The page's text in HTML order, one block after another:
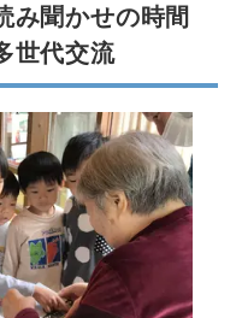
み聞かせの時間
代交流